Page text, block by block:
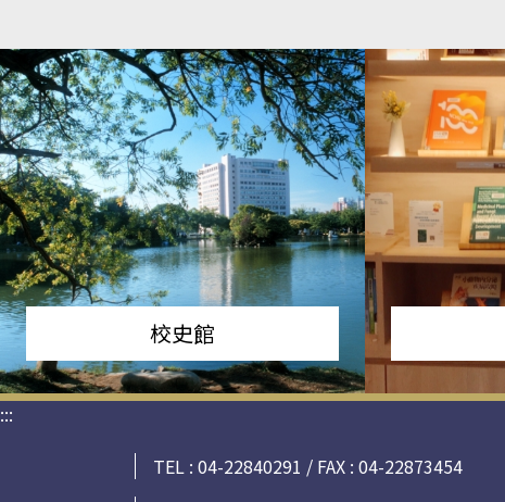
校史館
:::
TEL : 04-22840291 / FAX : 04-22873454